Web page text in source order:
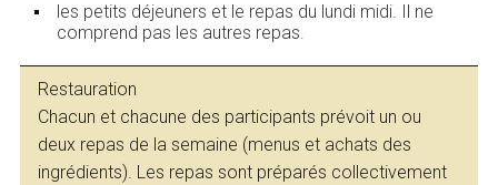
les petits déjeuners et le repas du lundi midi. Il ne
comprend pas les autres repas.
Restauration
Chacun et chacune des participants prévoit un ou
deux repas de la semaine (menus et achats des
ingrédients). Les repas sont préparés collectivement